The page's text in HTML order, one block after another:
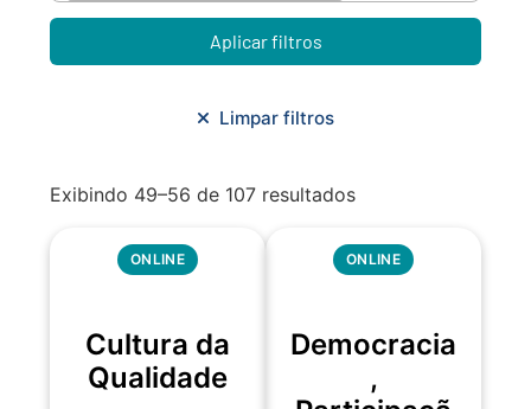
Meio Ambiente e Sustentabilidade
Metodologias Ágeis
Orçamento e Finanças
Planejamento Urbano/Mobilidade
Aplicar filtros
Limpar filtros
Exibindo 49–56 de 107 resultados
ONLINE
Cultura da
Qualidade
ONLINE
Democracia
,